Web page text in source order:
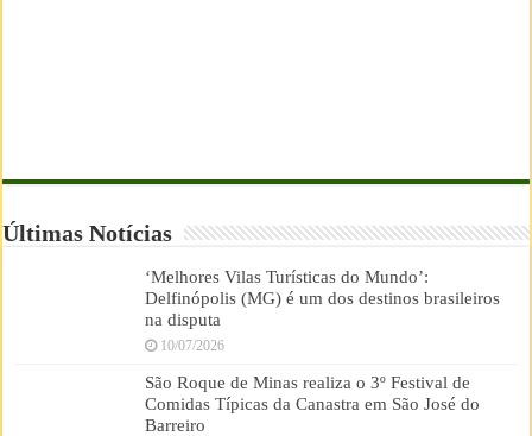
Últimas Notícias
‘Melhores Vilas Turísticas do Mundo’:
Delfinópolis (MG) é um dos destinos brasileiros
na disputa
10/07/2026
São Roque de Minas realiza o 3º Festival de
Comidas Típicas da Canastra em São José do
Barreiro